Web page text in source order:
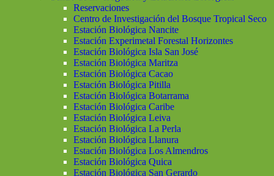
Reservaciones
Centro de Investigación del Bosque Tropical Seco
Estación Biológica Nancite
Estación Experimetal Forestal Horizontes
Estación Biológica Isla San José
Estación Biológica Maritza
Estación Biológica Cacao
Estación Biológica Pitilla
Estación Biológica Botarrama
Estación Biológica Caribe
Estación Biológica Leiva
Estación Biológica La Perla
Estación Biológica Llanura
Estación Biológica Los Almendros
Estación Biológica Quica
Estación Biológica San Gerardo